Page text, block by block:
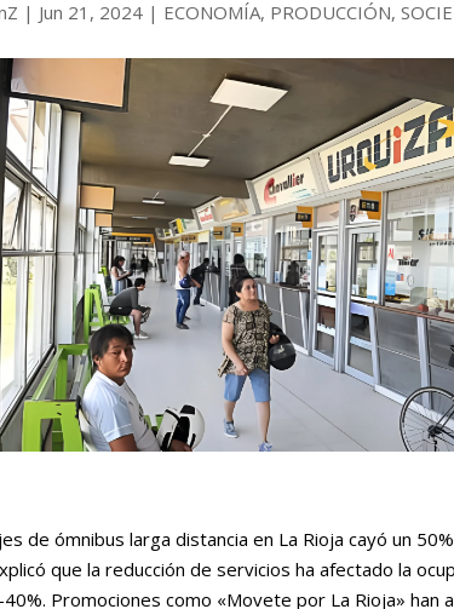
| Jun 21, 2024 | ECONOMÍA, PRODUCCIÓN,
de ómnibus larga distancia en La Rioja cayó un
que la reducción de servicios ha afectado la
Promociones como «Movete por La Rioja» han